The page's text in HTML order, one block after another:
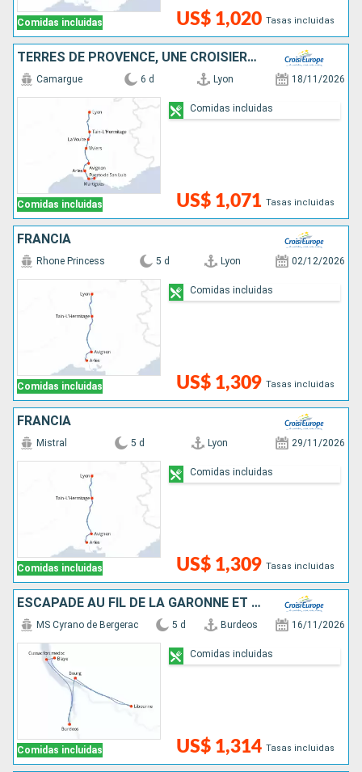
Comidas incluidas US$ 1,020 Tasas incluidas
TERRES DE PROVENCE, UNE CROISIÈRE SENSORIELLE ENTRE HÉRITAGES ET GOURMANDISES
Comidas incluidas
Camargue 6 d Lyon 18/11/2026
US$ 1,071 Tasas incluidas
Comidas incluidas
FRANCIA
Comidas incluidas
Rhone Princess 5 d Lyon 02/12/2026
US$ 1,309 Tasas incluidas
Comidas incluidas
FRANCIA
Comidas incluidas
Mistral 5 d Lyon 29/11/2026
US$ 1,309 Tasas incluidas
Comidas incluidas
ESCAPADE AU FIL DE LA GARONNE ET DE LA DORDOGNE
Comidas incluidas
MS Cyrano de Bergerac 5 d Burdeos 16/11/2026
US$ 1,314 Tasas incluidas
Comidas incluidas